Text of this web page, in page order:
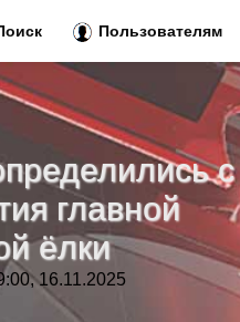
с
главной
ёлки
16.11.2025
Пользователям